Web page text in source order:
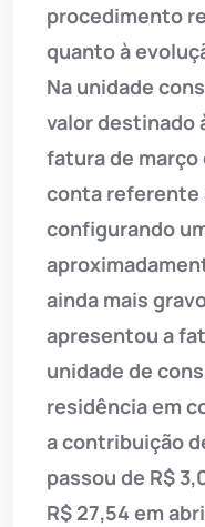
procedimento
quanto à
Na unidade
valor destinado
fatura de março
conta referente
configurando
ainda mais
apresentou a
unidade de
residência em
a contribuição
passou de R$
R$ 27,54 em